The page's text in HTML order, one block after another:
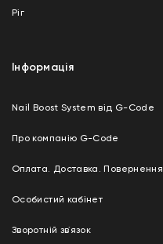
Ріг
Інформація
Nail Boost System від G-Code
Про компанію G-Code
Оплата. Доставка. Повернення
Особистий кабінет
Зворотній зв`язок